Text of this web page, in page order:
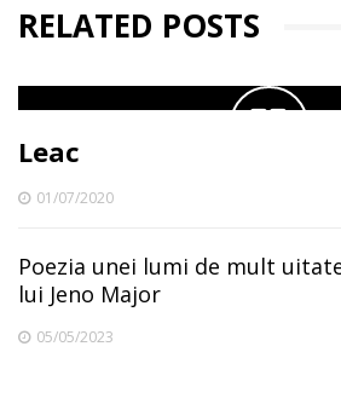
RELATED POSTS
Leac
01/07/2020
Poezia unei lumi de mult
lui Jeno Major
05/05/2023